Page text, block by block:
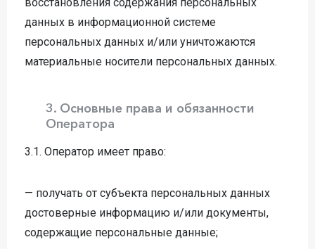
данных в информационной системе
персональных данных и/или уничтожаются
материальные носители персональных данных.
3. Основные права и обязанности
Оператора
3.1. Оператор имеет право:
— получать от субъекта персональных данных
достоверные информацию и/или документы,
содержащие персональные данные;